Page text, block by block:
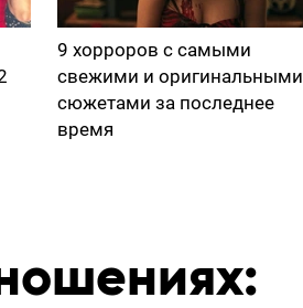
9 хорроров с самыми
свежими и оригинальными
сюжетами за последнее
время